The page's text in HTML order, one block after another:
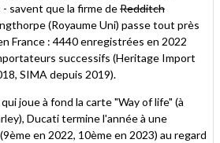
savent que la firme deRedditch
(Royaume Uni) passe tout près
France : 4440 enregistrées en 2022
successifs (Heritage Import
SIMA depuis 2019).
joue à fond la carte "Way of life" (à
Ducati termine l'année à une
en 2022, 10ème en 2023) au regard